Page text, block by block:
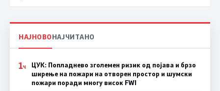
НАЈНОВОНАЈЧИТАНО
1Ч
ЦУК: Попладнево зголемен ризик од појава и брзо
ширење на пожари на отворен простор и шумски
пожари поради многу висок FWI